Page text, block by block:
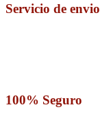
Servicio de envio
100% Seguro